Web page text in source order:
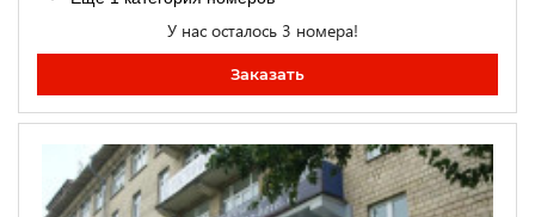
У нас осталось 3 номера!
Заказать